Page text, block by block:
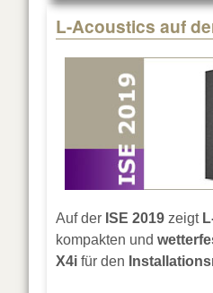
L-Acoustics auf
Auf der ISE 2019 zeigt
kompakten und
X4i für den